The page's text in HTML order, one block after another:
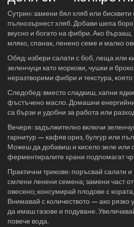
Сутрин: замени бял хляб или
пълнозърнест хляб. Добави шепа
вкусно и богато на фибри. Ако
мляко, спанак, ленено семе и малко
Обяд: избери салати с боб, леща или
зеленчуци като моркови, чушки и
неразтворими фибри и текстура,
Следобед: вместо сладкиш, хапни
фъстъчено масло. Домашни
са бързи и удобни за работа или
Вечеря: задължително включи
гарнитур — кафяв ориз, булгур или
Можеш да добавиш и кисело зеле или
ферментиралите храни подпомагат
Практични трикове: поръсвай салати
смлени ленени семена; замени част
овесено; консумирай плодове с
Внимавай с количеството — ако
да имаш газове и подуване.
повече вода.